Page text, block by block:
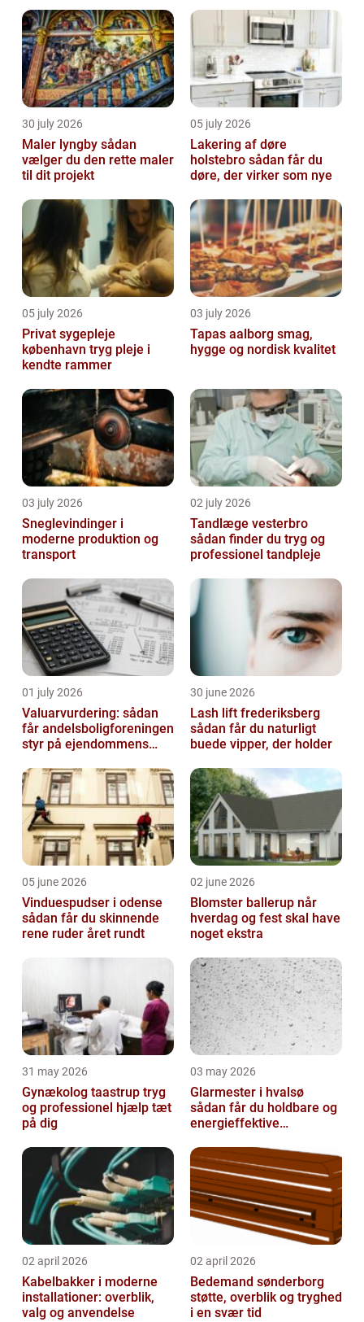
30 july 2026
Maler lyngby sådan
vælger du den rette maler
til dit projekt
05 july 2026
Lakering af døre
holstebro sådan får du
døre, der virker som nye
05 july 2026
Privat sygepleje
københavn tryg pleje i
kendte rammer
03 july 2026
Tapas aalborg smag,
hygge og nordisk kvalitet
03 july 2026
Sneglevindinger i
moderne produktion og
transport
02 july 2026
Tandlæge vesterbro
sådan finder du tryg og
professionel tandpleje
01 july 2026
Valuarvurdering: sådan
får andelsboligforeningen
styr på ejendommens
30 june 2026
Lash lift frederiksberg
sådan får du naturligt
buede vipper, der holder
05 june 2026
Vinduespudser i odense
sådan får du skinnende
rene ruder året rundt
02 june 2026
Blomster ballerup når
hverdag og fest skal have
noget ekstra
31 may 2026
Gynækolog taastrup tryg
og professionel hjælp tæt
på dig
03 may 2026
Glarmester i hvalsø
sådan får du holdbare og
energieffektive
02 april 2026
Kabelbakker i moderne
installationer: overblik,
valg og anvendelse
02 april 2026
Bedemand sønderborg
støtte, overblik og tryghed
i en svær tid